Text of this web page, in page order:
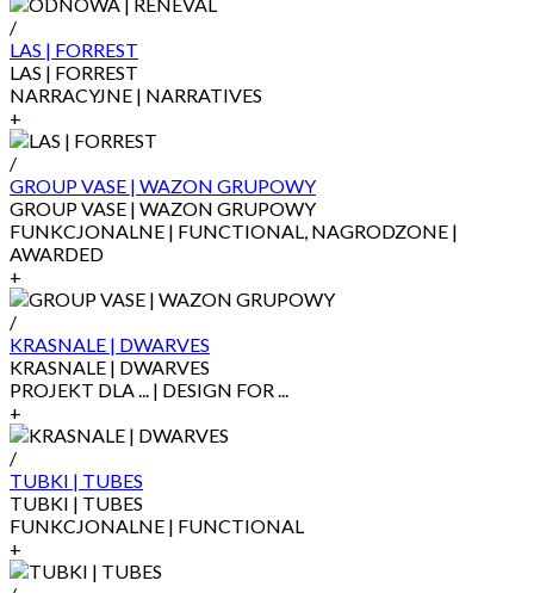
/
LAS | FORREST
LAS | FORREST
NARRACYJNE | NARRATIVES
+
/
GROUP VASE | WAZON GRUPOWY
GROUP VASE | WAZON GRUPOWY
FUNKCJONALNE | FUNCTIONAL, NAGRODZONE |
AWARDED
+
/
KRASNALE | DWARVES
KRASNALE | DWARVES
PROJEKT DLA ... | DESIGN FOR ...
+
/
TUBKI | TUBES
TUBKI | TUBES
FUNKCJONALNE | FUNCTIONAL
+